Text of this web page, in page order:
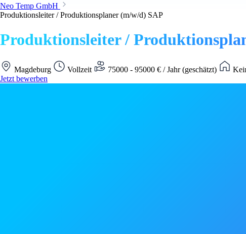
Neo Temp GmbH
Produktionsleiter / Produktionsplaner (m/w/d) SAP
Produktionsleiter /
Magdeburg Vollzeit 75000 - 95000 € / Jahr (geschätzt)
Jetzt bewerben